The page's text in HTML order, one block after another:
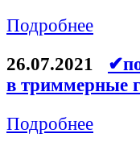
Подробнее
26.07.2021
в триммерные
Подробнее